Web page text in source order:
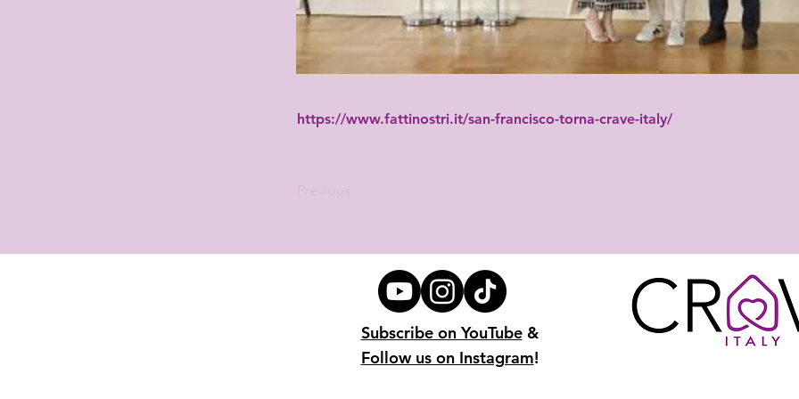
https://www.fattinostri.it/san-francisco-torna-crave-italy/
Previous
Subscribe on YouTube&
Follow us on Instagram!